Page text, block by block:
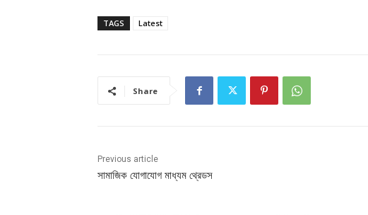
TAGS Latest
Share
Previous article
সামাজিক যোগাযোগ মাধ্যম থ্রেডস